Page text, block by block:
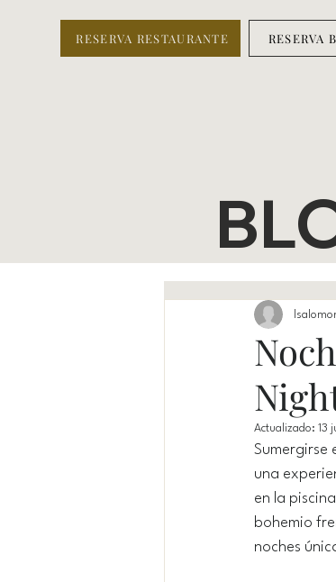
RESERVA RESTAURANTE RESERVA
Actualizado: 13
Sumergirse
una
en la
bohemio
noches